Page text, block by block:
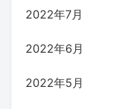
2022年7月
2022年6月
2022年5月